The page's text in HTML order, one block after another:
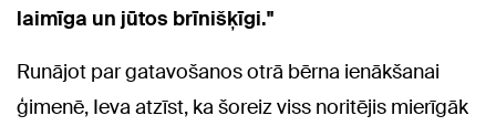
laimīga un jūtos brīnišķīgi."
Runājot par gatavošanos otrā bērna ienākšanai
ģimenē, Ieva atzīst, ka šoreiz viss noritējis mierīgāk